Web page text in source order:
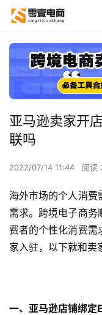
亚马逊卖家开
联吗
2022/07/14 11:44 阅读
海外市场的个人消费
需求。跨境电子商务
费者的个性化消费需
家入驻，以下就和卖
一、 亚马逊店铺绑定